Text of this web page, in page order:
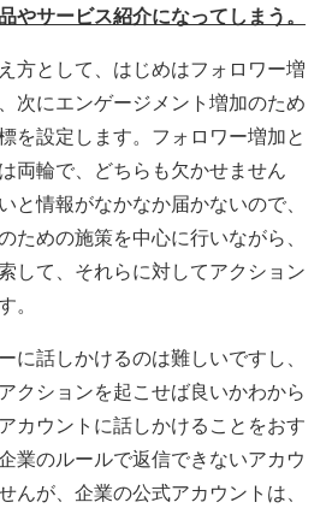
やサービス紹介になってしまう。
方として、はじめはフォロワー増
次にエンゲージメント増加のため
を設定します。フォロワー増加と
両輪で、どちらも欠かせません
と情報がなかなか届かないので、
ための施策を中心に行いながら、
して、それらに対してアクション
。
に話しかけるのは難しいですし、
クションを起こせば良いかわから
カウントに話しかけることをおす
業のルールで返信できないアカウ
んが、企業の公式アカウントは、